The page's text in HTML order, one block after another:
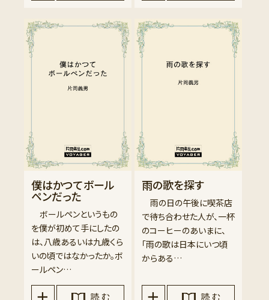
僕はかつてボール
ペンだった
ボールペンというもの
を僕が初めて手にしたの
は、八歳あるいは九歳くら
いの頃ではなかったか。ボ
ールペン…
読 む
雨の歌を探す
雨の日の午後に喫茶店
で待ち合わせた人が、一杯
のコーヒーのあいまに、
「雨の歌は日本にいつ頃
からある…
読 む